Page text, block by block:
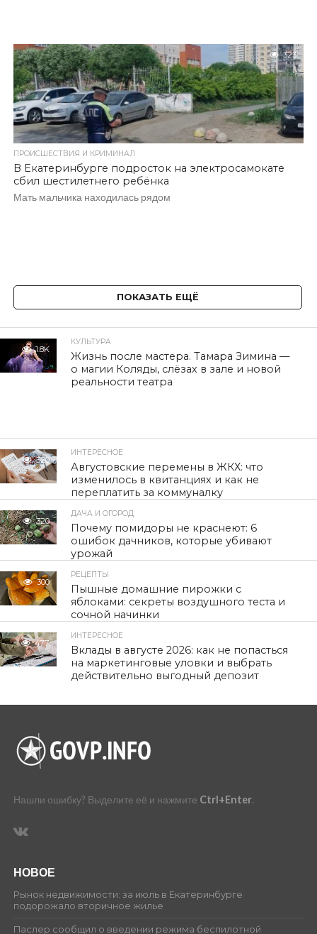
323
ПРОИСШЕСТВИЯ И КРИМИНАЛ
В Екатеринбурге подросток на электросамокате
сбил шестилетнего ребёнка
Мать мальчика находилась рядом
ПОКАЗАТЬ ЕЩЁ
1.8K
КУЛЬТУРА
Жизнь после мастера. Тамара Зимина —
о магии Коляды, слёзах в зале и новой
реальности театра
320
ИНТЕРЕСНОЕ
Августовские перемены в ЖКХ: что
изменилось в квитанциях и как не
переплатить за коммуналку
320
ДАЧА И ОГОРОД
Почему помидоры не краснеют: 6
ошибок дачников, которые убивают
урожай
300
РЕЦЕПТЫ
Пышные домашние пирожки с
яблоками: секреты воздушного теста и
сочной начинки
477
ИНТЕРЕСНОЕ
Вклады в августе 2026: как не попасться
на маркетинговые уловки и выбрать
действительно выгодный депозит
Нашли ошибку? Выделите её и нажмите Ctrl+Enter.
НОВОЕ
Рынок недвижимости: за июль в Екатеринбурге
подорожало вторичное жилье
Паслер сообщил о введении режима беспилотной